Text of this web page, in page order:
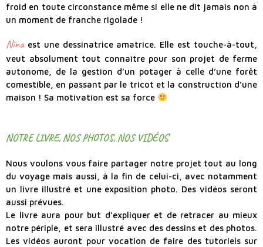
froid en toute circonstance même si elle ne dit jamais non à
un moment de franche rigolade !
Ninaest une dessinatrice amatrice. Elle est touche-à-tout,
veut absolument tout connaître pour son projet de ferme
autonome, de la gestion d’un potager à celle d’une forêt
comestible, en passant par le tricot et la construction d’une
maison ! Sa motivation est sa force
NOTRE LIVRE, NOS PHOTOS, NOS VIDÉOS
Nous voulons vous faire partager notre projet tout au long
du voyage mais aussi, à la fin de celui-ci, avec notamment
un livre illustré et une exposition photo. Des vidéos seront
aussi prévues.
Le livre aura pour but d’expliquer et de retracer au mieux
notre périple, et sera illustré avec des dessins et des photos.
Les vidéos auront pour vocation de faire des tutoriels sur